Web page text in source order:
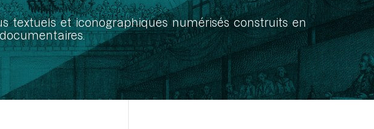
textuels et iconographiques numérisés construits en